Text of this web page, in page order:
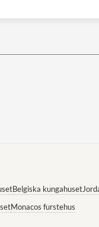
Belgiska kungahuset
Monacos furstehus